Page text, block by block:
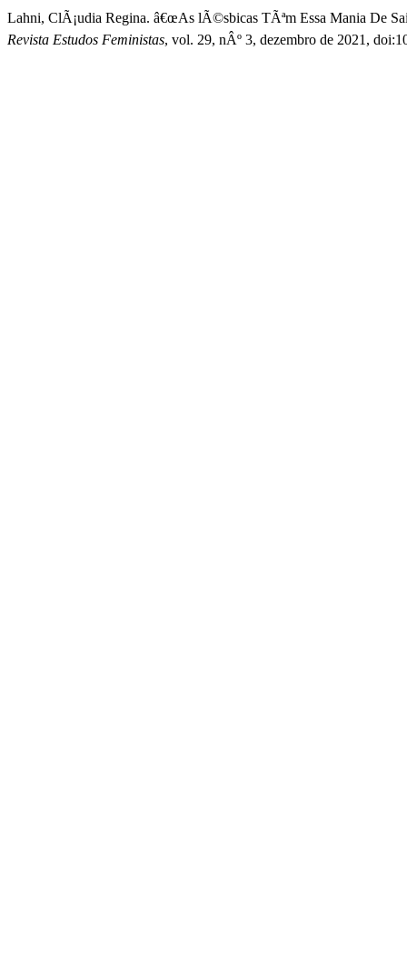
Lahni, ClÃ¡udia Regina. â€œAs lÃ©sbicas TÃªm Essa Mania De
Revista Estudos Feministas, vol. 29, nÂº 3, dezembro de 2021,